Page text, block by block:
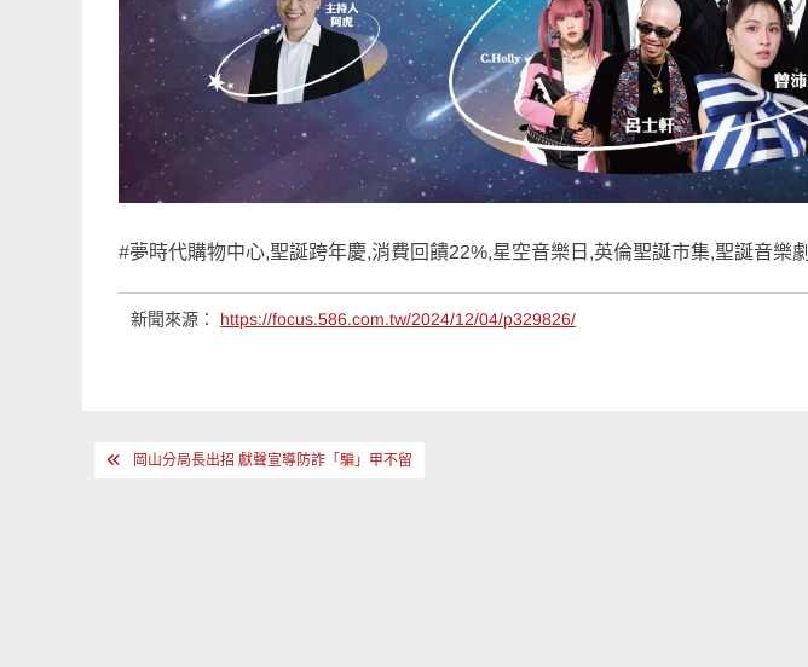
#夢時代購物中心,聖誕跨年慶,消費回饋22%,星空音樂日,英倫聖誕市集,聖誕音樂劇
新聞來源： https://focus.586.com.tw/2024/12/04/p329826/
文 岡山分局長出招 獻聲宣導防詐「騙」甲不留